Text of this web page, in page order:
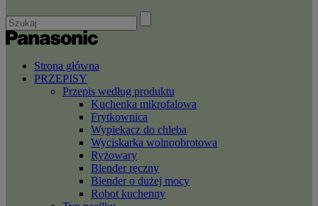
Strona główna
PRZEPISY
Przepis według produktu
Kuchenka mikrofalowa
Frytkownica
Wypiekacz do chleba
Wyciskarka wolnoobrotowa
Ryżowary
Blender ręczny
Blender o dużej mocy
Robot kuchenny